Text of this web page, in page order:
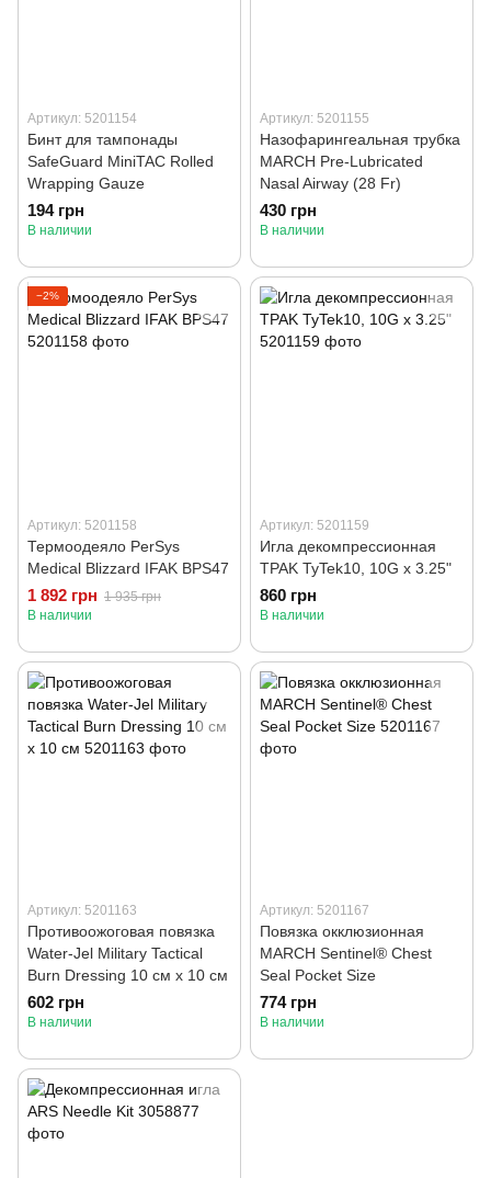
Артикул: 5201154
Бинт для тампонады
SafeGuard MiniTAC Rolled
Wrapping Gauze
194 грн
В наличии
Артикул: 5201155
Назофарингеальная трубка
MARCH Pre-Lubricated
Nasal Airway (28 Fr)
430 грн
В наличии
−2%
Артикул: 5201158
Термоодеяло PerSys
Medical Blizzard IFAK BPS47
1 892 грн 1 935 грн
В наличии
Артикул: 5201159
Игла декомпрессионная
TPAK TyTek10, 10G x 3.25"
860 грн
В наличии
Артикул: 5201163
Противоожоговая повязка
Water-Jel Military Tactical
Burn Dressing 10 см х 10 см
602 грн
В наличии
Артикул: 5201167
Повязка окклюзионная
MARCH Sentinel® Chest
Seal Pocket Size
774 грн
В наличии